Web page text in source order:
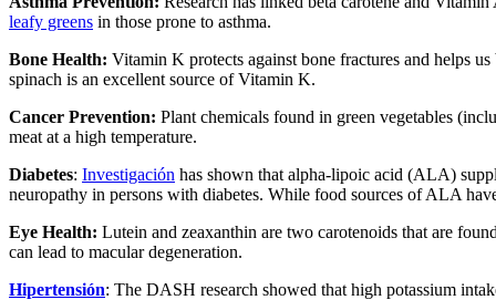
leafy greens in those prone to asthma.
Bone Health: Vitamin K protects against bone fractures and helps
spinach is an excellent source of Vitamin K.
Cancer Prevention: Plant chemicals found in green vegetables
meat at a high temperature.
Diabetes: Investigación has shown that alpha-lipoic acid (ALA)
neuropathy in persons with diabetes. While food sources of ALA
Eye Health: Lutein and zeaxanthin are two carotenoids that are
can lead to macular degeneration.
Hipertensión: The DASH research showed that high potassium